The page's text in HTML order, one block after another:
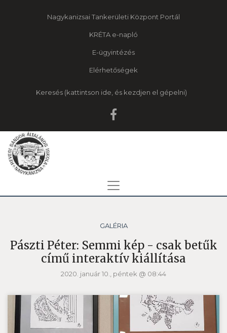
Nagykanizsai Tankerületi Központ Portál
KRÉTA e-napló
E-ügyintézés
Elérhetőségek
Keresés
GALÉRIA
Pászti Péter: Semmi kép - csak betűk
című interaktív kiállítása
2020. január 10., péntek @ 08:44